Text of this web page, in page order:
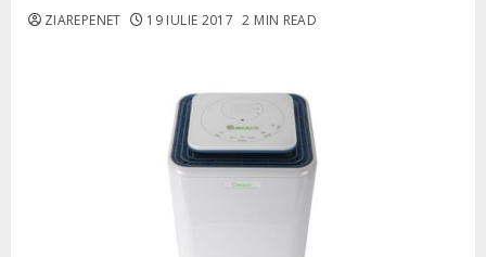
ZIAREPENET 19 IULIE 2017 2 MIN READ